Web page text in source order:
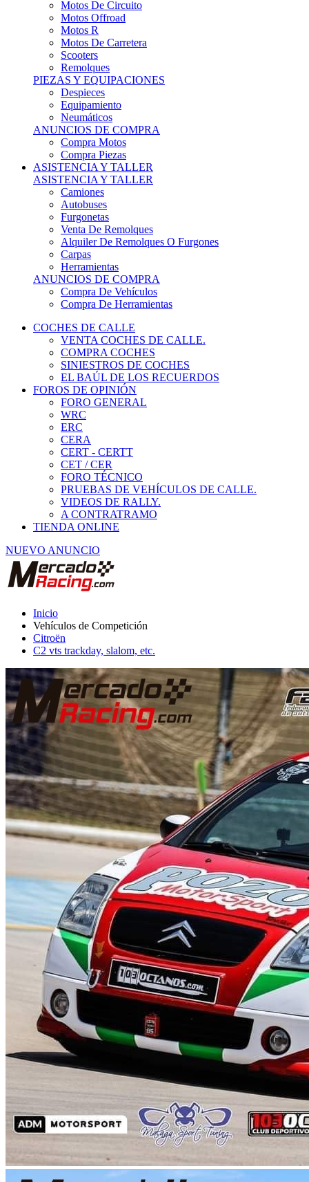
Motos R
Motos De Carretera
Scooters
Remolques
PIEZAS Y EQUIPACIONES
Despieces
Equipamiento
Neumáticos
ANUNCIOS DE COMPRA
Compra Motos
Compra Piezas
ASISTENCIA Y TALLER
ASISTENCIA Y TALLER
Camiones
Autobuses
Furgonetas
Venta De Remolques
Alquiler De Remolques O Furgones
Carpas
Herramientas
ANUNCIOS DE COMPRA
Compra De Vehículos
Compra De Herramientas
COCHES DE CALLE
VENTA COCHES DE CALLE.
COMPRA COCHES
SINIESTROS DE COCHES
EL BAÚL DE LOS RECUERDOS
FOROS DE OPINIÓN
FORO GENERAL
WRC
ERC
CERA
CERT - CERTT
CET / CER
FORO TÉCNICO
PRUEBAS DE VEHÍCULOS DE CALLE.
VIDEOS DE RALLY.
A CONTRATRAMO
TIENDA ONLINE
NUEVO ANUNCIO
Vehículos de Competición
Citroën
C2 vts trackday, slalom, etc.